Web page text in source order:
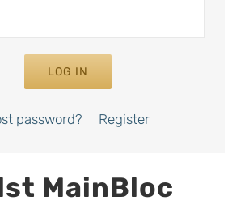
LOG IN
password? Register
MainBloc